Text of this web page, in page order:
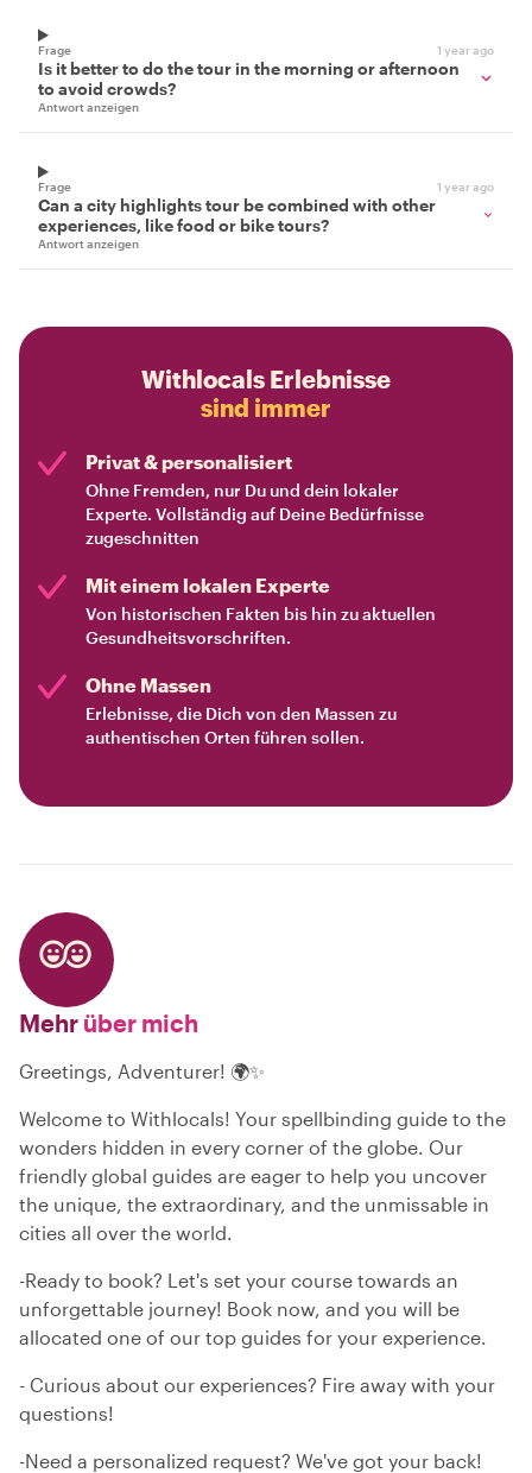
Frage 1 year ago
Is it better to do the tour in the morning or afternoon
to avoid crowds?
Antwort anzeigen
Frage 1 year ago
Can a city highlights tour be combined with other
experiences, like food or bike tours?
Antwort anzeigen
Withlocals Erlebnisse
sind immer
Privat & personalisiert
Ohne Fremden, nur Du und dein lokaler
Experte. Vollständig auf Deine Bedürfnisse
zugeschnitten
Mit einem lokalen Experte
Von historischen Fakten bis hin zu aktuellen
Gesundheitsvorschriften.
Ohne Massen
Erlebnisse, die Dich von den Massen zu
authentischen Orten führen sollen.
Mehr über mich
Greetings, Adventurer! 🌍✨
Welcome to Withlocals! Your spellbinding guide to the
wonders hidden in every corner of the globe. Our
friendly global guides are eager to help you uncover
the unique, the extraordinary, and the unmissable in
cities all over the world.
-Ready to book? Let's set your course towards an
unforgettable journey! Book now, and you will be
allocated one of our top guides for your experience.
- Curious about our experiences? Fire away with your
questions!
-Need a personalized request? We've got your back!